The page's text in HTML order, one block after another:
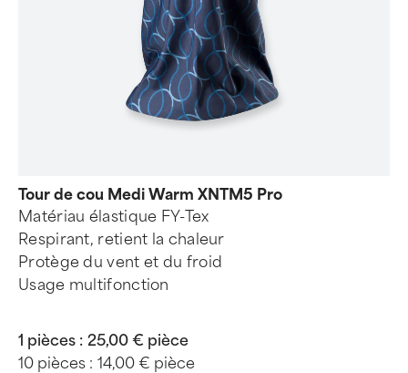
Tour de cou Medi Warm XNTM5 Pro
Matériau élastique FY-Tex
Respirant, retient la chaleur
Protège du vent et du froid
Usage multifonction
1 pièces : 25,00 € pièce
10 pièces : 14,00 € pièce